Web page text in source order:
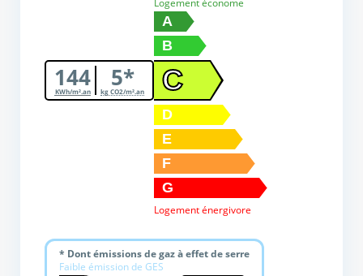
144
KWh/m².an 5*
kg CO2/m².an
Logement économe
A
B
C
D
E
F
G
Logement énergivore
* Dont émissions de gaz à effet de serre
Faible émission de GES